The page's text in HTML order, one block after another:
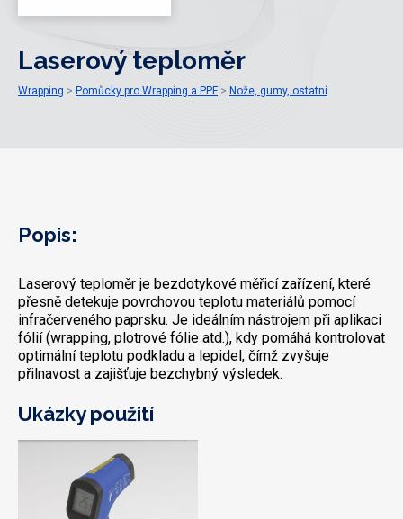
Laserový teploměr
Wrapping Pomůcky pro Wrapping a PPF Nože, gumy, ostatní
Popis:
Laserový teploměr je bezdotykové měřicí zařízení, které
přesně detekuje povrchovou teplotu materiálů pomocí
infračerveného paprsku. Je ideálním nástrojem při aplikaci
fólií (wrapping, plotrové fólie atd.), kdy pomáhá kontrolovat
optimální teplotu podkladu a lepidel, čímž zvyšuje
přilnavost a zajišťuje bezchybný výsledek.
Ukázky použití